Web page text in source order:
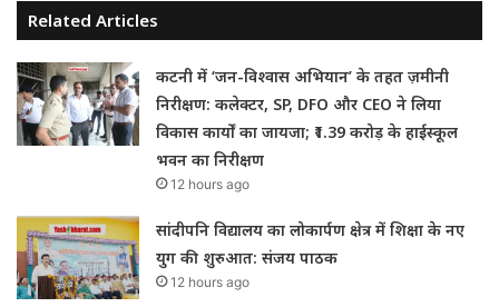
Related Articles
कटनी में ‘जन-विश्वास अभियान’ के तहत ज़मीनी
निरीक्षण: कलेक्टर, SP, DFO और CEO ने लिया
विकास कार्यों का जायजा; ₹1.39 करोड़ के हाईस्कूल
भवन का निरीक्षण
12 hours ago
सांदीपनि विद्यालय का लोकार्पण क्षेत्र में शिक्षा के नए
युग की शुरुआत: संजय पाठक
12 hours ago